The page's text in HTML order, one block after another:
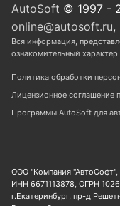
AutoSoft © 1997 -
online@autosoft.ru,
Вся информация,
ознакомительный
Политика обработки
Лицензионное соглашение
Программы AutoSoft для
ООО "Компания "АвтоСофт",
ИНН 6671113878, ОГРН
г.Екатеринбург, пр-д